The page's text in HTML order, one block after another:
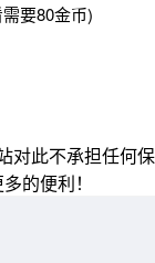
要80金币)
对此不承担任何保
的便利！